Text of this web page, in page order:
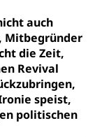
auch
Mitbegründer
die Zeit,
Revival
speist,
politischen